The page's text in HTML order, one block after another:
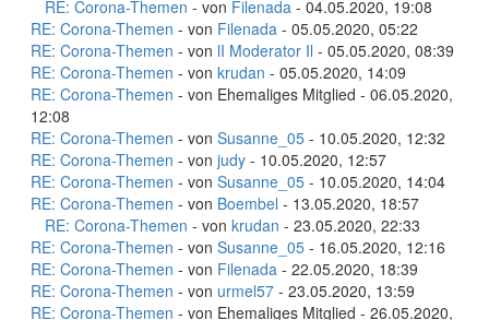
RE: Corona-Themen - von Filenada - 04.05.2020, 19:08
RE: Corona-Themen - von Filenada - 05.05.2020, 05:22
RE: Corona-Themen - von lI Moderator Il - 05.05.2020, 08:39
RE: Corona-Themen - von krudan - 05.05.2020, 14:09
RE: Corona-Themen - von Ehemaliges Mitglied - 06.05.2020,
12:08
RE: Corona-Themen - von Susanne_05 - 10.05.2020, 12:32
RE: Corona-Themen - von judy - 10.05.2020, 12:57
RE: Corona-Themen - von Susanne_05 - 10.05.2020, 14:04
RE: Corona-Themen - von Boembel - 13.05.2020, 18:57
RE: Corona-Themen - von krudan - 23.05.2020, 22:33
RE: Corona-Themen - von Susanne_05 - 16.05.2020, 12:16
RE: Corona-Themen - von Filenada - 22.05.2020, 18:39
RE: Corona-Themen - von urmel57 - 23.05.2020, 13:59
RE: Corona-Themen - von Ehemaliges Mitglied - 26.05.2020,